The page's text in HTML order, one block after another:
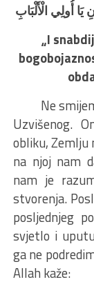
أُولِي الْأَلْبَابِ
„I
Ne
Uzvišenog.
obliku, Zemlju
na njoj nam
nam je
stvorenja.
posljednjeg
svjetlo i
ga ne
Allah kaže: